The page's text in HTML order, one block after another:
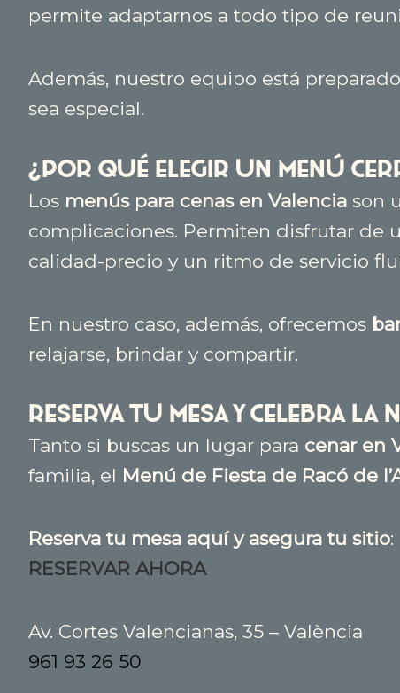
permite adaptarnos a todo tipo de
Además, nuestro equipo está
sea especial.
¿Por qué elegir un menú
Los menús para cenas en Valencia son
complicaciones. Permiten disfrutar de
calidad-precio y un ritmo de servicio
En nuestro caso, además, ofrecemos
relajarse, brindar y compartir.
Reserva tu mesa y celebra
Tanto si buscas un lugar para cenar en
familia, el Menú de Fiesta de Racó de
Reserva tu mesa aquí y asegura tu sitio:
RESERVAR AHORA
Av. Cortes Valencianas, 35 – València
961 93 26 50